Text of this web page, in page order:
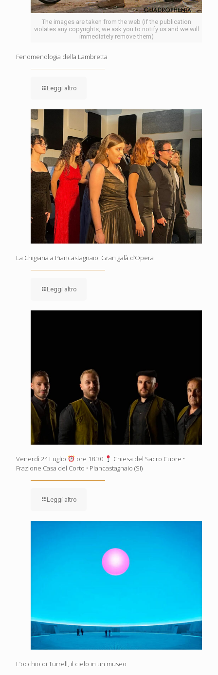
The images are taken from the web (if the publication
violates any copyrights, we ask you to notify us and we will
immediately remove them)
Fenomenologia della Lambretta
Leggi altro
La Chigiana a Piancastagnaio: Gran galà d’Opera
Leggi altro
Venerdì 24 Luglio ore 18.30
Chiesa del Sacro Cuore •
Frazione Casa del Corto • Piancastagnaio (Si)
Leggi altro
L’occhio di Turrell, il cielo in un museo